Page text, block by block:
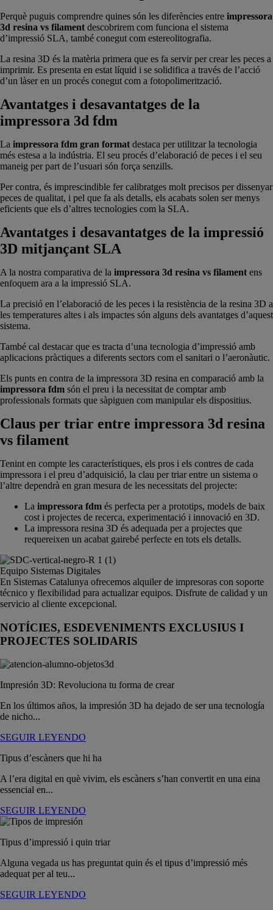
Perquè puguis comprendre quines són les diferències entre impressora
3d resina vs filament descobrirem com funciona el sistema
d’impressió SLA, també conegut com estereolitografia.
La resina 3D és la matèria primera que es fa servir per crear les peces a
imprimir. Es presenta en estat líquid i se solidifica a través de l’acció
d’un làser en un procés conegut com a fotopolimerització.
Avantatges i desavantatges de la
impressora 3d fdm
La impressora fdm gran format destaca per utilitzar la tecnologia
més estesa a la indústria. El seu procés d’elaboració de peces i el seu
maneig per part de l’usuari són força senzills.
Per contra, és imprescindible fer calibratges molt precisos per dissenyar
peces de qualitat, i pel que fa als detalls, els acabats solen ser menys
eficients que els d’altres tecnologies com la SLA.
Avantatges i desavantatges de la impressió
3D mitjançant SLA
A la nostra comparativa de la impressora 3d resina vs filament ens
enfoquem ara a la impressió SLA.
La precisió en l’elaboració de les peces i la resistència de la resina 3D a
les temperatures altes i als impactes són alguns dels avantatges d’aquest
sistema.
També cal destacar que es tracta d’una tecnologia d’impressió amb
aplicacions pràctiques a diferents sectors com el sanitari o l’aeronàutic.
Els punts en contra de la impressora 3D resina en comparació amb la
impressora fdm són el preu i la necessitat de comptar amb
professionals formats que sàpiguen com manipular els dispositius.
Claus per triar entre impressora 3d resina
vs filament
Tenint en compte les característiques, els pros i els contres de cada
impressora i el preu d’adquisició, la clau per triar entre un sistema o
l’altre dependrà en gran mesura de les necessitats del projecte:
La impressora fdm és perfecta per a prototips, models de baix
cost i projectes de recerca, experimentació i innovació en 3D.
La impressora resina 3D és adequada per a projectes que
requereixen un acabat gairebé perfecte en tots els detalls.
Equipo Sistemas Digitales
En Sistemas Catalunya ofrecemos alquiler de impresoras con soporte
técnico y flexibilidad para actualizar equipos. Disfrute de calidad y un
servicio al cliente excepcional.
NOTÍCIES, ESDEVENIMENTS EXCLUSIUS I
PROJECTES SOLIDARIS
Impresión 3D: Revoluciona tu forma de crear
En los últimos años, la impresión 3D ha dejado de ser una tecnología
de nicho...
SEGUIR LEYENDO
Tipus d’escàners que hi ha
A l’era digital en què vivim, els escàners s’han convertit en una eina
essencial en...
SEGUIR LEYENDO
Tipus d’impressió i quin triar
Alguna vegada us has preguntat quin és el tipus d’impressió més
adequat per al teu...
SEGUIR LEYENDO